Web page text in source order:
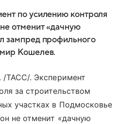
по усилению контроля
отменит «дачную
зампред профильного
Кошелев.
/ТАСС/. Эксперимент
за строительством
участках в Подмосковье
не отменит «дачную